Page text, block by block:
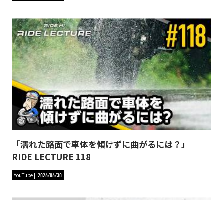
「濡れた路面で車体を傾けずに曲がるには？」｜
RIDE LECTURE 118
YouTube 2026/06/30